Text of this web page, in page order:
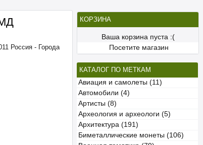
КОРЗИНА
Ваша корзина пуста :(
Посетите магазин
КАТАЛОГ ПО МЕТКАМ
Авиация и самолеты (11)
Автомобили (4)
Артисты (8)
Археология и археологи (5)
Архитектура (191)
Биметаллические монеты (106)
Россия - Города